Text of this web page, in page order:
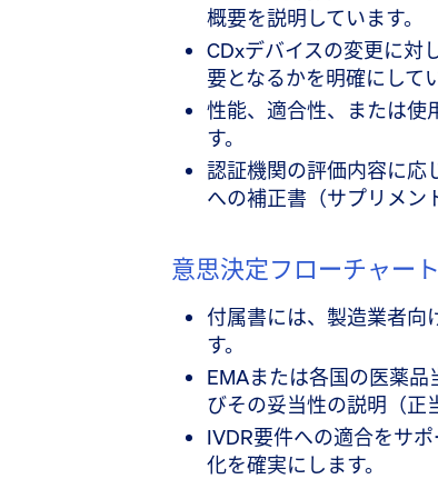
概要を説明しています。
CDxデバイスの変更に対
要となるかを明確にして
性能、適合性、または使
す。
認証機関の評価内容に応
への補正書（サプリメン
意思決定フローチャート
付属書には、製造業者向
す。
EMAまたは各国の医薬
びその妥当性の説明（正
IVDR要件への適合をサ
化を確実にします。